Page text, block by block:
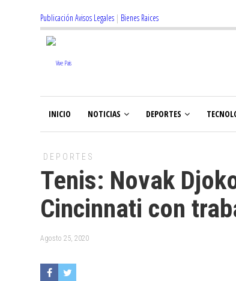
Publicación Avisos Legales | Bienes Raices
INICIO NOTICIAS DEPORTES
DEPORTES
Tenis: Novak
Cincinnati con
Agosto 25, 2020